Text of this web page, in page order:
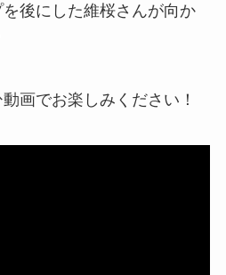
後にした維桜さんが向か
画でお楽しみください！